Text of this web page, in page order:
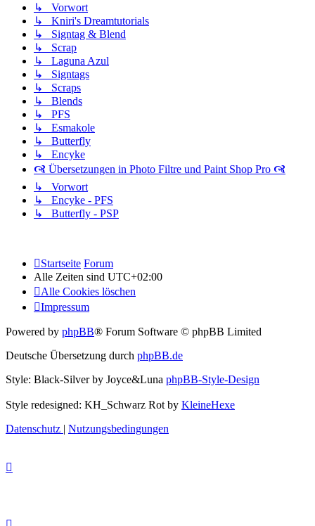
↳ Vorwort
↳ Kniri's Dreamtutorials
↳ Signtag & Blend
↳ Scrap
↳ Laguna Azul
↳ Signtags
↳ Scraps
↳ Blends
↳ PFS
↳ Esmakole
↳ Butterfly
↳ Encyke
🙧 Übersetzungen in Photo Filtre und Paint Shop Pro 🙧
↳ Vorwort
↳ Encyke - PFS
↳ Butterfly - PSP
Startseite Forum
Alle Zeiten sind UTC+02:00
Alle Cookies löschen
Impressum
Powered by phpBB® Forum Software © phpBB Limited
Deutsche Übersetzung durch phpBB.de
Style: Black-Silver by Joyce&Luna phpBB-Style-Design
Style redesigned: KH_Schwarz Rot by KleineHexe
Datenschutz | Nutzungsbedingungen